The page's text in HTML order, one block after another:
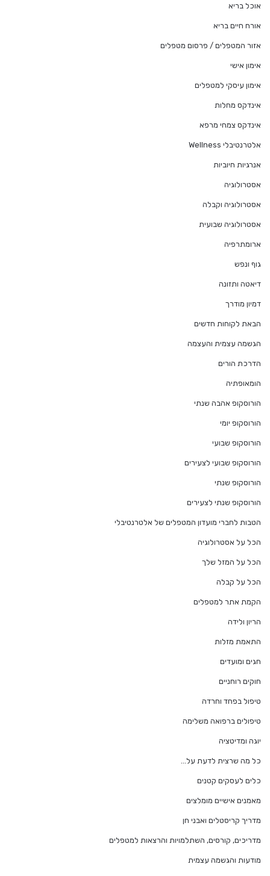
אוכל בריא
אורח חיים בריא
אזור המטפלים / פרסום מטפלים
אימון אישי
אימון עיסקי למטפלים
אינדקס מחלות
אינדקס צמחי מרפא
אלטרנטיבלי Wellness
אנרגיות חיוביות
אסטרולוגיה
אסטרולוגיה וקבלה
אסטרולוגיה שבועית
ארומתרפיה
גוף ונפש
דיאטה ותזונה
דמיון מודרך
הבאת לקוחות חדשים
הגשמה עצמית והעצמה
הדרכת הורים
הומאופתיה
הורוסקופ אהבה שנתי
הורוסקופ יומי
הורוסקופ שבועי
הורוסקופ שבועי לצעירים
הורוסקופ שנתי
הורוסקופ שנתי לצעירים
הטבות לחברי מועדון המטפלים של אלטרנטיבלי
הכל על אסטרולוגיה
הכל על המזל שלך
הכל על קבלה
הקמת אתר למטפלים
הריון ולידה
התאמת מזלות
חגים ומועדים
חוקים רוחניים
טיפול בפחד וחרדה
טיפולים ברפואה משלימה
יוגה ומדיטציה
כל מה שרצית לדעת על…
כלים לעסקים קטנים
מאמנים אישיים מומלצים
מדריך קריסטלים ואבני חן
מדריכים, קורסים, השתלמויות והרצאות למטפלים
מודעות והגשמה עצמית